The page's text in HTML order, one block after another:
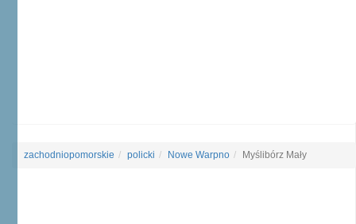
zachodniopomorskie policki Nowe Warpno Myślibórz Mały